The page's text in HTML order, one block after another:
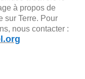
à propos de
sur Terre. Pour
nous contacter :